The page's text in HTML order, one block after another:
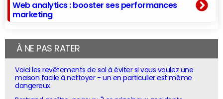
Web analytics : booster ses performances
marketing
À NE PAS RATER
Voici les revêtements de sol à éviter si vous voulez une
maison facile à nettoyer - un en particulier est même
dangereux